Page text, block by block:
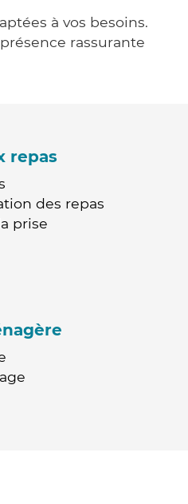
à vos besoins.
rassurante
repas
des repas
prise